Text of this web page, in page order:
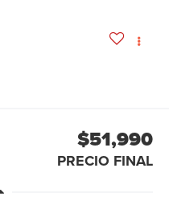
$51,990
PRECIO FINAL